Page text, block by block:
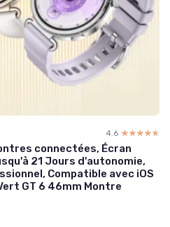
4.6 ☆☆☆☆☆
★★★★★
connectées, Écran
21 Jours d'autonomie,
Compatible avec iOS
GT 6 46mm Montre